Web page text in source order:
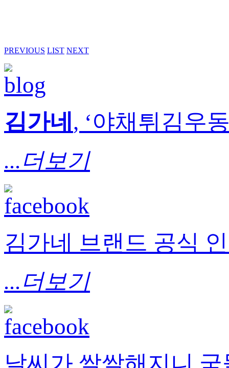
PREVIOUS LIST NEXT
김가네 , ‘야채튀김우
...더보기
김가네 브랜드 공식
...더보기